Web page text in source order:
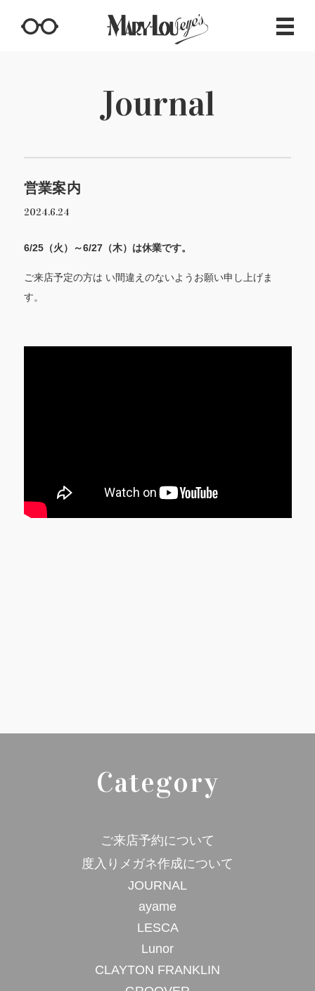
Journal
営業案内
2024.6.24
6/25（火）～6/27（木）は休業です。
ご来店予定の方は い間違えのないようお願い申し上げま
す。
Category
ご来店予約について
度入りメガネ作成について
JOURNAL
ayame
LESCA
Lunor
CLAYTON FRANKLIN